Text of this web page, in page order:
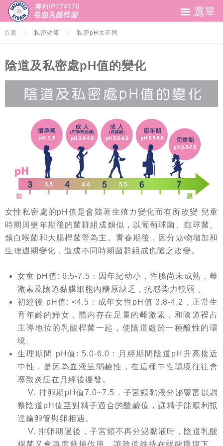
選單
妹妹問題救星
私密健康
聯絡我們
首頁 私密健康 私密pH大不同
陰道及私密處pH值的變化
女性私密處的pH值是會隨著生殖力變化而有所改變 兒童
時期與更年期後的菌群組成類似，以葡萄球菌、鏈球菌、
類白喉菌和大腸桿菌等為主。青春期後，因分泌物增加和
生理週期變化，造成不同時期菌群組成也隨之改變。
女童 pH值: 6.5-7.5：因年紀幼小，性腺尚未成熟，雌
激素及陰道黏膜細胞內糖原缺乏，抗感染力較弱 。
初經後 pH值: <4.5：成年女性pH值 3.8-4.2，正常生
育年齡的婦女，體内存在足量的雌激素，和陰道裡占
主導地位的乳酸桿菌一起，使陰道處於一種酸性的環
境。
生理期間 pH值: 5.0-6.0：月經期間陰道pH升高接近
中性，是因為血液呈弱鹼性，在這種中性環境往往會
導致炎症在月經後復發。
V. 排卵期pH值7.0~7.5，子宮頸黏液分泌豐富以調
整陰道pH值至對精子適合的酸鹼值，讓精子能順利抵
達輸卵管與卵相遇。
V. 排卵期過後，子宮頸不再分泌黏液時，陰道乳酸
桿菌又會再度發揮作用，讓陰道維持在弱酸環境下，